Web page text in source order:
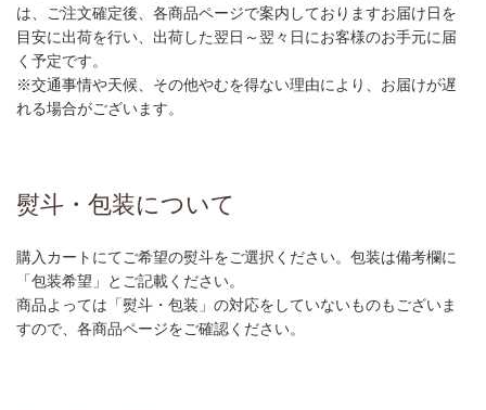
は、ご注文確定後、各商品ページで案内しておりますお届け日を
目安に出荷を行い、出荷した翌日～翌々日にお客様のお手元に届
く予定です。
※交通事情や天候、その他やむを得ない理由により、お届けが遅
れる場合がございます。
熨斗・包装について
購入カートにてご希望の熨斗をご選択ください。包装は備考欄に
「包装希望」とご記載ください。
商品よっては「熨斗・包装」の対応をしていないものもございま
すので、各商品ページをご確認ください。